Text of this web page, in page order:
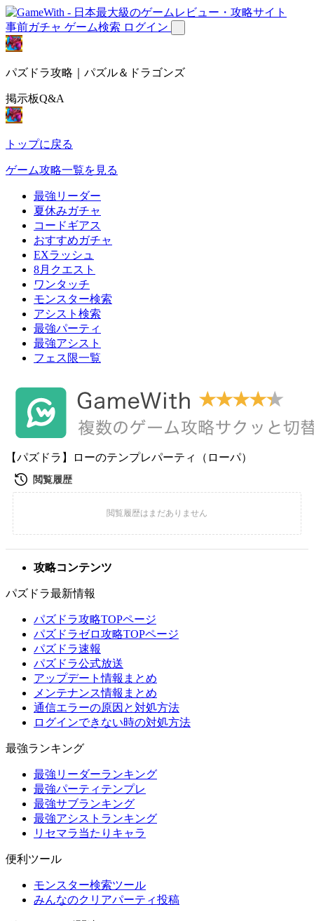
事前ガチャ ゲーム検索 ログイン
パズドラ攻略｜パズル＆ドラゴンズ
掲示板Q&A
トップに戻る
ゲーム攻略一覧を見る
最強リーダー
夏休みガチャ
コードギアス
おすすめガチャ
EXラッシュ
8月クエスト
ワンタッチ
モンスター検索
アシスト検索
最強パーティ
最強アシスト
フェス限一覧
【パズドラ】ローのテンプレパーティ（ローパ）
攻略コンテンツ
パズドラ最新情報
パズドラ攻略TOPページ
パズドラゼロ攻略TOPページ
パズドラ速報
パズドラ公式放送
アップデート情報まとめ
メンテナンス情報まとめ
通信エラーの原因と対処方法
ログインできない時の対処方法
最強ランキング
最強リーダーランキング
最強パーティテンプレ
最強サブランキング
最強アシストランキング
リセマラ当たりキャラ
便利ツール
モンスター検索ツール
みんなのクリアパーティ投稿